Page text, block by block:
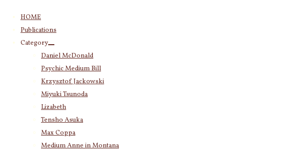
HOME
Publications
Category
Daniel McDonald
Psychic Medium Bill
Krzysztof Jackowski
Miyuki Tsunoda
Lizabeth
Tensho Asuka
Max Coppa
Medium Anne in Montana